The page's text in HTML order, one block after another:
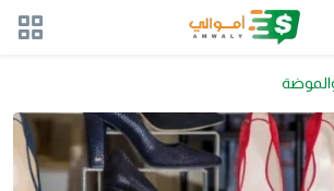
والموضة